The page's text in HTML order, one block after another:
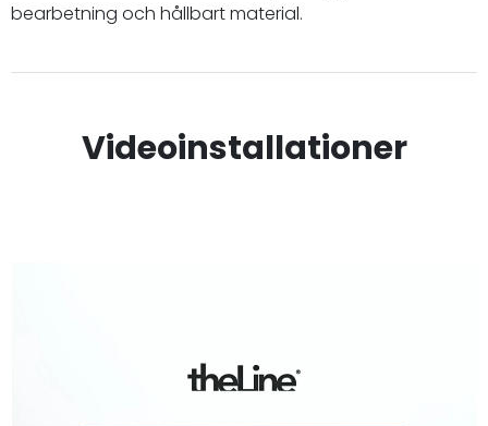
bearbetning och hållbart material.
Videoinstallationer